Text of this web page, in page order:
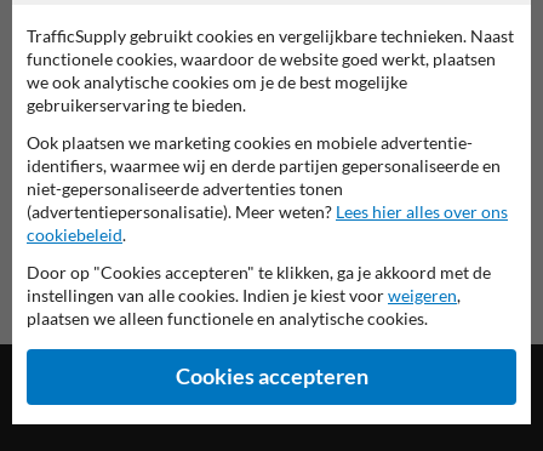
Scheepvaartbord in serie E
deze informatie printen
overzicht officiële scheepvaartborden
Scheepvaartbord.nl
TrafficSupply gebruikt cookies en vergelijkbare technieken. Naast
functionele cookies, waardoor de website goed werkt, plaatsen
we ook analytische cookies om je de best mogelijke
gebruikerservaring te bieden.
Ook plaatsen we marketing cookies en mobiele advertentie-
identifiers, waarmee wij en derde partijen gepersonaliseerde en
niet-gepersonaliseerde advertenties tonen
(advertentiepersonalisatie). Meer weten? Lees hier alles over ons
cookiebeleid.
Door op "Cookies accepteren" te klikken, ga je akkoord met de
instellingen van alle cookies. Indien je kiest voorweigeren,
plaatsen we alleen functionele en analytische cookies.
Cookies accepteren